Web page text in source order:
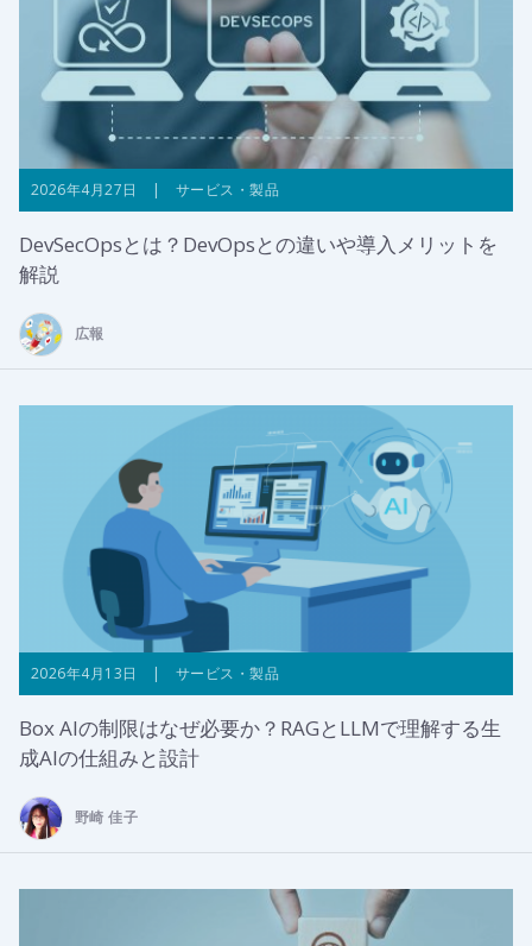
2026年4月27日 | サービス・製品
DevSecOpsとは？DevOpsとの違いや導入メリットを
解説
広報
2026年4月13日 | サービス・製品
Box AIの制限はなぜ必要か？RAGとLLMで理解する生
成AIの仕組みと設計
野崎 佳子